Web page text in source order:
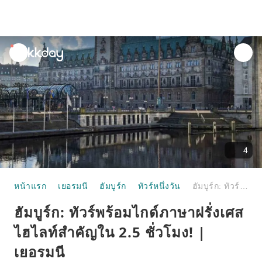
unread
notifications
4
หน้าแรก เยอรมนี ฮัมบูร์ก ทัวร์หนึ่งวัน
ฮัมบูร์ก: ทัวร์พร้อมไกด์ภาษาฝรั่งเศส
ไฮไลท์สำคัญใน 2.5 ชั่วโมง! |
เยอรมนี